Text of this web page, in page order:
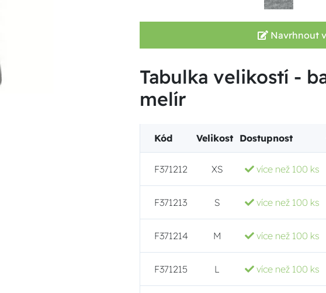
Navrhnout
Tabulka velikostí -
melír
Kód Velikost Dostupnost
F371212 XS více než 100 ks
F371213 S více než 100 ks
F371214 M více než 100 ks
F371215 L více než 100 ks